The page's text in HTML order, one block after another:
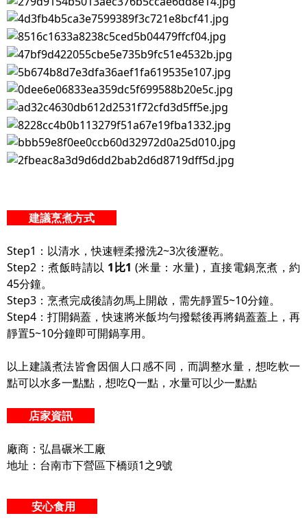
建議烹煮方式
Step1：以清水，快速輕柔撥洗2~3次後瀝乾。
Step2：煮飯時請以 1比1 (米量：水量)，直接電鍋烹煮，約
45分鐘。
Step3：烹煮完成後請勿馬上開啟，需先靜置5~10分鐘。
Step4：打開鍋蓋，快速將米飯均勻撥鬆後再將鍋蓋蓋上，再
靜置5~10分鐘即可開鍋享用。
以上建議煮法皆會因個人口感不同，而調整水量，想吃軟一
點可以水多一點點，想吃Q一點，水量可以少一點點
店家資訊
廠商：弘昌碾米工廠
地址：台南市下營區下橋頭1之9號
安心食用